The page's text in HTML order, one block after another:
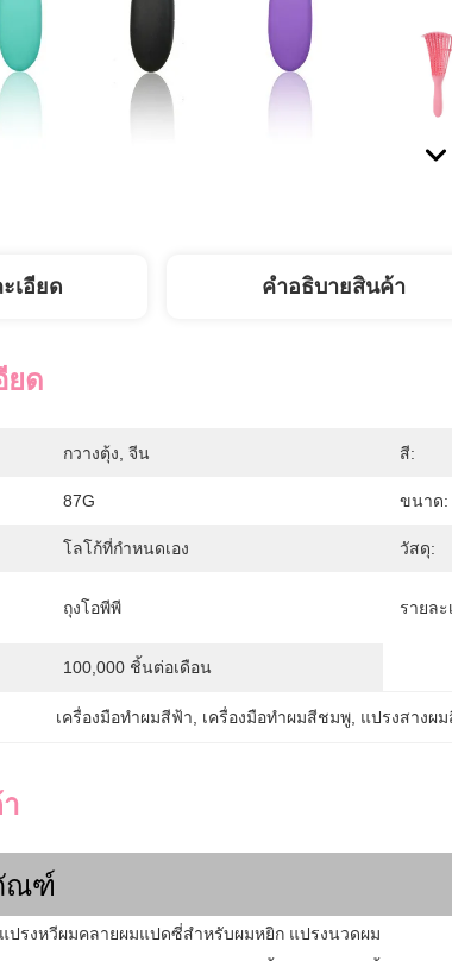
เอียด คําอธิบายสินค้า
ยด
กวางตุ้ง, จีน สี:
87G ขนาด:
โลโก้ที่กำหนดเอง วัสดุ:
ถุงโอพีพี รายละ
100,000 ชิ้นต่อเดือน
เครื่องมือทำผมสีฟ้า เครื่องมือทำผมสีชมพู แปรงสางผ
ณฑ์
แปรงหวีผมคลายผมแปดซี่สำหรับผมหยิก แปรงนวดผม